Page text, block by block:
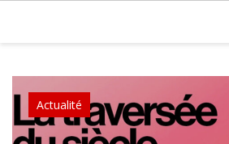
Actualité